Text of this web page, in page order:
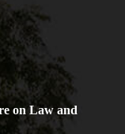
on Law and